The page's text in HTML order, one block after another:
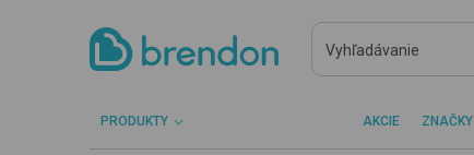
PRODUKTY AKCIE ZNAČKY